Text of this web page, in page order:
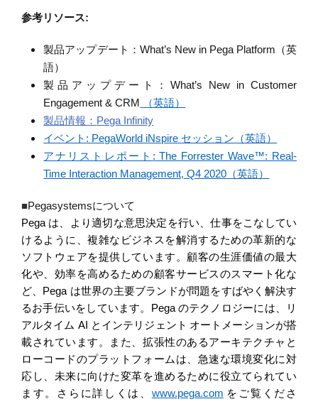
参考リソース:
製品アップデート： What’s New in Pega Platform （英
語）
製品アップデート：What’s New in Customer
Engagement & CRM
（英語）
製品情報： Pega Infinity
イベント : PegaWorld iNspire セッション （英語）
アナリストレポート : The Forrester Wave™: Real-
Time Interaction Management, Q4 2020 （英語）
■Pegasystemsについて
Pega は、より適切な意思決定を行い、仕事をこなしてい
けるように、複雑なビジネスを解消するための革新的な
ソフトウェアを提供しています。顧客の生涯価値の最大
化や、効率を高めるための顧客サービスのスマート化な
ど、 Pega は世界の主要ブランドが問題をすばやく解決す
るお手伝いをしています。
Pegaのテクノロジーには、リ
アルタイム AI とインテリジェント オートメーションが搭
載されています。また、拡張性のあるアーキテクチャと
ローコードのプラットフォームは、急速な環境変化に対
応し、未来に向けた変革を進めるために役立てられてい
ます。さらに詳しくは、 www.pega.com をご覧くださ